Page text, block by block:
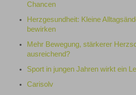
Chancen
Herzgesundheit: Kleine
bewirken
Mehr Bewegung, stärkerer
ausreichend?
Sport in jungen Jahren wirkt ein
Carisolv